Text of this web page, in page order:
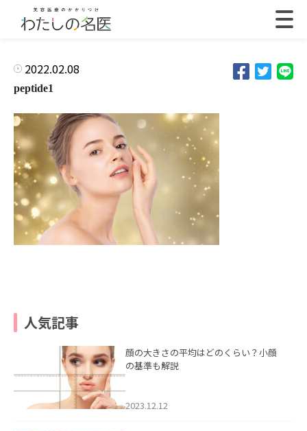
2022.02.08
peptide1
人気記事
顔の大きさの平均はどのくらい？小顔
の基準も解説
2023.12.12